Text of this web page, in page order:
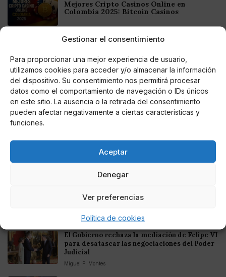
Gestionar el consentimiento
Para proporcionar una mejor experiencia de usuario,
utilizamos cookies para acceder y/o almacenar la información
del dispositivo. Su consentimiento nos permitirá procesar
datos como el comportamiento de navegación o IDs únicos
en este sitio. La ausencia o la retirada del consentimiento
pueden afectar negativamente a ciertas características y
funciones.
Aceptar
Denegar
Ver preferencias
Política de cookies
Mejores Cripto Casinos Online en
Colombia 2025: Bitcoin Casinos
Online Casino
Criptomonedas en Argentina 2025
Mejores casinos online con
criptomonedas y Bitcoin en México 2025
Fortnite regresa para iOS en la Unión
Te puede interesar
El Gobierno rechaza la mediación de Felipe VI
para desatascar las negociaciones del Poder
Judicial
Miguel P. Montes